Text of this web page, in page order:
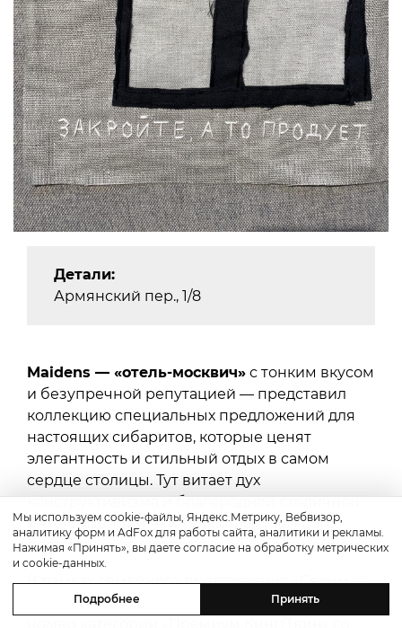
Детали:
Армянский пер., 1/8
Maidens — «отель-москвич» с тонким вкусом
и безупречной репутацией — представил
коллекцию специальных предложений для
настоящих сибаритов, которые ценят
элегантность и стильный отдых в самом
сердце столицы. Тут витает дух
конструктивизма и благородной столичной
интеллигенции — и тут к отдыху каждого
постояльца относятся с особым вниманием.
В рамках семейного предложения «Своим —
половину» Maidens Hotel предлагает второй
Мы используем cookie-файлы, Яндекс.Метрику, Вебвизор,
аналитику форм и AdFox для работы сайта, аналитики и рекламы.
Нажимая «Принять», вы даете согласие на обработку метрических
и cookie-данных.
Подробнее Принять